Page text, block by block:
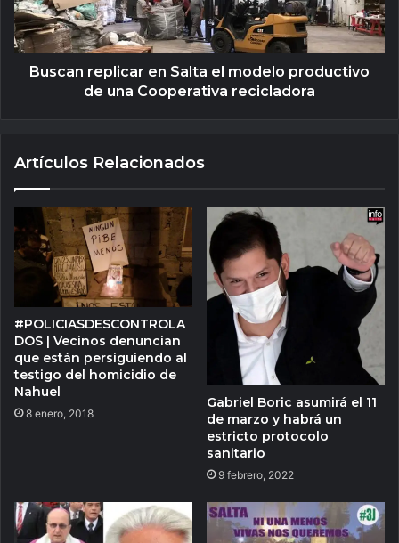
Buscan replicar en Salta el modelo productivo
de una Cooperativa recicladora
Artículos Relacionados
#POLICIASDESCONTROLA
DOS | Vecinos denuncian
que están persiguiendo al
testigo del homicidio de
Nahuel
8 enero, 2018
Gabriel Boric asumirá el 11
de marzo y habrá un
estricto protocolo
sanitario
9 febrero, 2022